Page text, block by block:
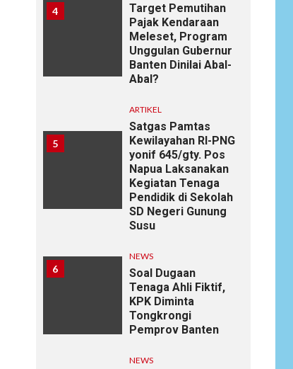
4
Target Pemutihan
Pajak Kendaraan
Meleset, Program
Unggulan Gubernur
Banten Dinilai Abal-
Abal?
5
ARTIKEL
Satgas Pamtas
Kewilayahan RI-PNG
yonif 645/gty. Pos
Napua Laksanakan
Kegiatan Tenaga
Pendidik di Sekolah
SD Negeri Gunung
Susu
6
NEWS
Soal Dugaan
Tenaga Ahli Fiktif,
KPK Diminta
Tongkrongi
Pemprov Banten
NEWS